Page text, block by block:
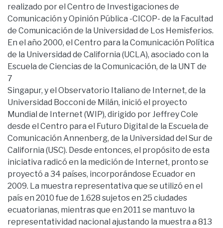
realizado por el Centro de Investigaciones de
Comunicación y Opinión Pública -CICOP- de la Facultad
de Comunicación de la Universidad de Los Hemisferios.
En el año 2000, el Centro para la Comunicación Política
de la Universidad de California (UCLA), asociado con la
Escuela de Ciencias de la Comunicación, de la UNT de
7
Singapur, y el Observatorio Italiano de Internet, de la
Universidad Bocconi de Milán, inició el proyecto
Mundial de Internet (WIP), dirigido por Jeffrey Cole
desde el Centro para el Futuro Digital de la Escuela de
Comunicación Annenberg, de la Universidad del Sur de
California (USC). Desde entonces, el propósito de esta
iniciativa radicó en la medición de Internet, pronto se
proyectó a 34 países, incorporándose Ecuador en
2009. La muestra representativa que se utilizó en el
país en 2010 fue de 1.628 sujetos en 25 ciudades
ecuatorianas, mientras que en 2011 se mantuvo la
representatividad nacional ajustando la muestra a 813